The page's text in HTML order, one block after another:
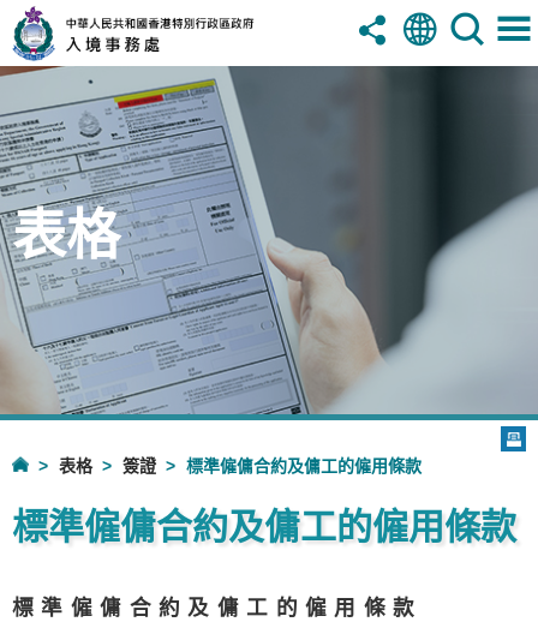
表格
表格 簽證 標準僱傭合約及傭工的僱用條款
標準僱傭合約及傭工的僱用條款
標準僱傭合約及傭工的僱用條款